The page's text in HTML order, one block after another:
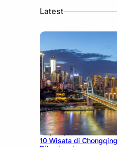
Latest
July 30, 2026
10 Wisata di